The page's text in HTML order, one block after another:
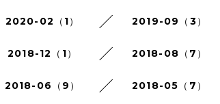
2020-02（1） 2019-09（3）
2018-12（1） 2018-08（7）
2018-06（9） 2018-05（7）